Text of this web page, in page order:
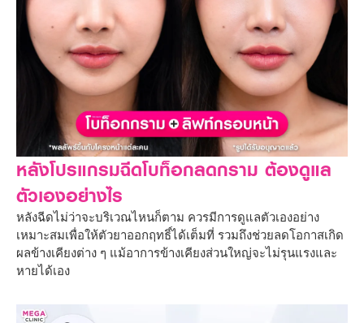
หลังโปรแกรมฉีดโบท็อกลดกราม ต้องดูแล
ตัวเองอย่างไร
หลังฉีดไม่ว่าจะบริเวณไหนก็ตาม ควรมีการดูแลตัวเองอย่าง
เหมาะสมเพื่อให้ตัวยาออกฤทธิ์ได้เต็มที่ รวมถึงช่วยลดโอกาสเกิด
ผลข้างเคียงต่าง ๆ แม้อาการข้างเคียงส่วนใหญ่จะไม่รุนแรงและ
หายได้เอง